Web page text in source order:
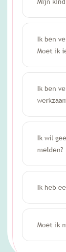
Ik ben
Moet ik
Ik ben
Ik wil
melden?
Ik heb
Moet ik